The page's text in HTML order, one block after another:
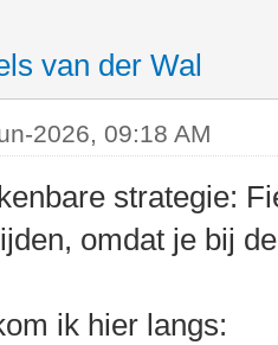
van der Wal
2026, 09:18 AM
strategie:
omdat je bij
ik hier langs: